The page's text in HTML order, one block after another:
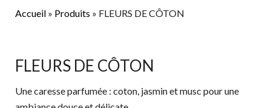
Accueil» Produits » FLEURS DE CÔTON
FLEURS DE CÔTON
Une caresse parfumée : coton, jasmin et musc pour une
FLEURS
DE
CÔTON